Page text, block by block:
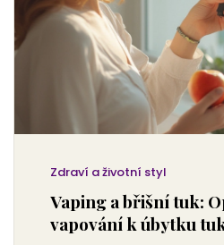
Zdraví a životní styl
Vaping a břišní tuk:
vapování k úbytku